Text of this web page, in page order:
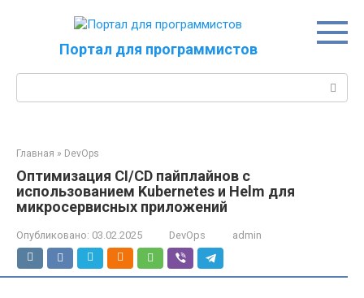
Портал для программистов
Главная » DevOps
Оптимизация CI/CD пайплайнов с
использованием Kubernetes и Helm для
микросервисных приложений
Опубликовано: 03.02.2025 DevOps admin